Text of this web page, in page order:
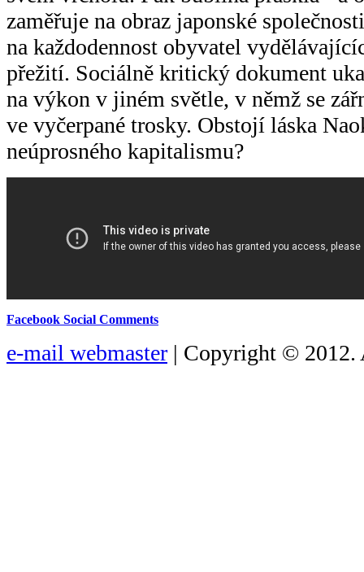
zaměřuje na obraz japonské
na každodennost obyvatel
přežití. Sociálně kritický dokument
na výkon v jiném světle, v němž se
ve vyčerpané trosky. Obstojí láska
neúprosného kapitalismu?
Facebook Social Comments
e-mail webmaster | Copyright © 2012.